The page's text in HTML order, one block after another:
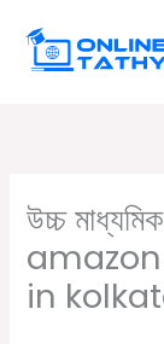
উচ্চ
in